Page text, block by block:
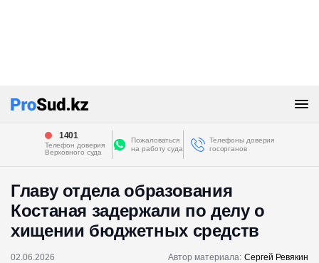
1401
Телефон доверия
Верховного суда
Пожаловаться
на работу суда
Телефоны доверия
госорганов
Главу отдела образования
Костаная задержали по делу о
хищении бюджетных средств
02.06.2026 Автор материала: Сергей Ревякин